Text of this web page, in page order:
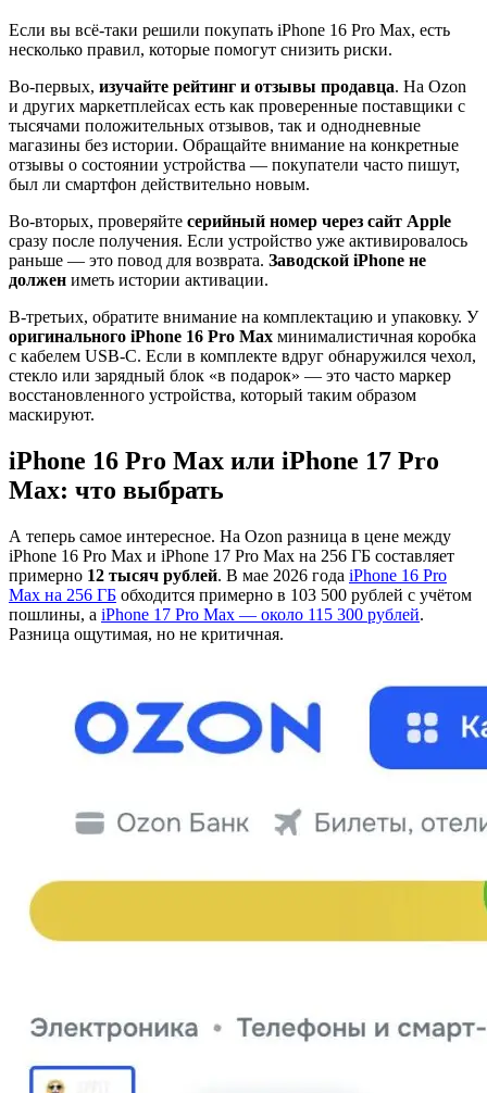
Если вы всё-таки решили покупать iPhone 16 Pro Max, есть
несколько правил, которые помогут снизить риски.
Во-первых, изучайте рейтинг и отзывы продавца. На Ozon
и других маркетплейсах есть как проверенные поставщики с
тысячами положительных отзывов, так и однодневные
магазины без истории. Обращайте внимание на конкретные
отзывы о состоянии устройства — покупатели часто пишут,
был ли смартфон действительно новым.
Во-вторых, проверяйте серийный номер через сайт Apple
сразу после получения. Если устройство уже активировалось
раньше — это повод для возврата. Заводской iPhone не
должен иметь истории активации.
В-третьих, обратите внимание на комплектацию и упаковку. У
оригинального iPhone 16 Pro Max минималистичная коробка
с кабелем USB-C. Если в комплекте вдруг обнаружился чехол,
стекло или зарядный блок «в подарок» — это часто маркер
восстановленного устройства, который таким образом
маскируют.
iPhone 16 Pro Max или iPhone 17 Pro
Max: что выбрать
А теперь самое интересное. На Ozon разница в цене между
iPhone 16 Pro Max и iPhone 17 Pro Max на 256 ГБ составляет
примерно 12 тысяч рублей. В мае 2026 года iPhone 16 Pro
Max на 256 ГБ обходится примерно в 103 500 рублей с учётом
пошлины, а iPhone 17 Pro Max — около 115 300 рублей.
Разница ощутимая, но не критичная.